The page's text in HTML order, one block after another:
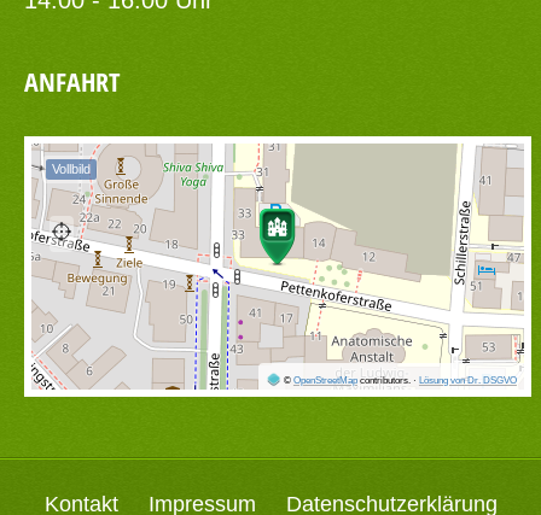
ANFAHRT
© OpenStreetMapcontributors. · Lösung von Dr. DSGVO
Vollbild
Kontakt Impressum Datenschutzerklärung